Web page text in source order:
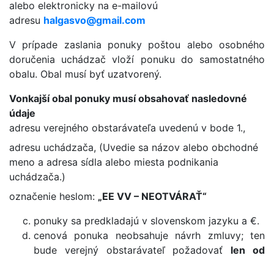
alebo elektronicky na e-mailovú
adresu halgasvo@gmail.com
V prípade zaslania ponuky poštou alebo osobného
doručenia uchádzač vloží ponuku do samostatného
obalu. Obal musí byť uzatvorený.
Vonkajší obal ponuky musí obsahovať nasledovné
údaje
adresu verejného obstarávateľa uvedenú v bode 1.,
adresu uchádzača, (Uvedie sa názov alebo obchodné
meno a adresa sídla alebo miesta podnikania
uchádzača.)
označenie heslom: „EE VV – NEOTVÁRAŤ“
ponuky sa predkladajú v slovenskom jazyku a €.
cenová ponuka neobsahuje návrh zmluvy; ten
bude verejný obstarávateľ požadovať len od